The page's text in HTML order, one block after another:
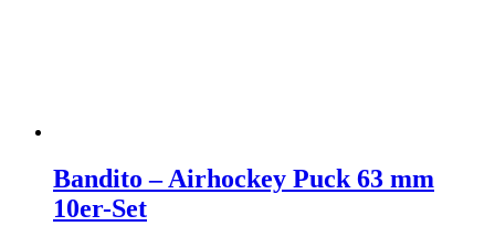
Bandito – Airhockey Puck 63 mm
10er-Set